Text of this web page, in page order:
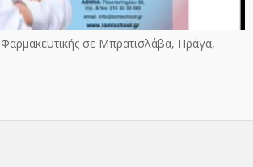
Φαρμακευτικής σε Μπρατισλάβα, Πράγα,